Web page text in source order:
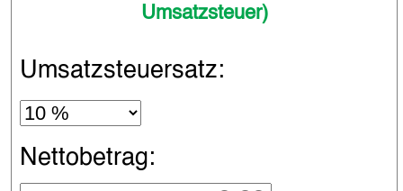
Umsatzsteuer)
Umsatzsteuersatz:
Nettobetrag: